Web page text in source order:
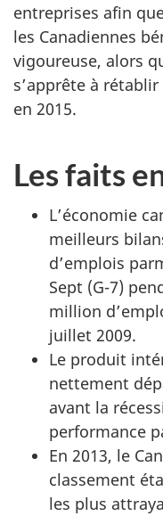
entreprises afin
les Canadiennes
vigoureuse, alors
s’apprête à
en 2015.
Les faits
L’économie
meilleurs
d’emplois
Sept (G-7)
million
juillet 2009.
Le produit
nettement
avant la
performance
En 2013, le
classement
les plus